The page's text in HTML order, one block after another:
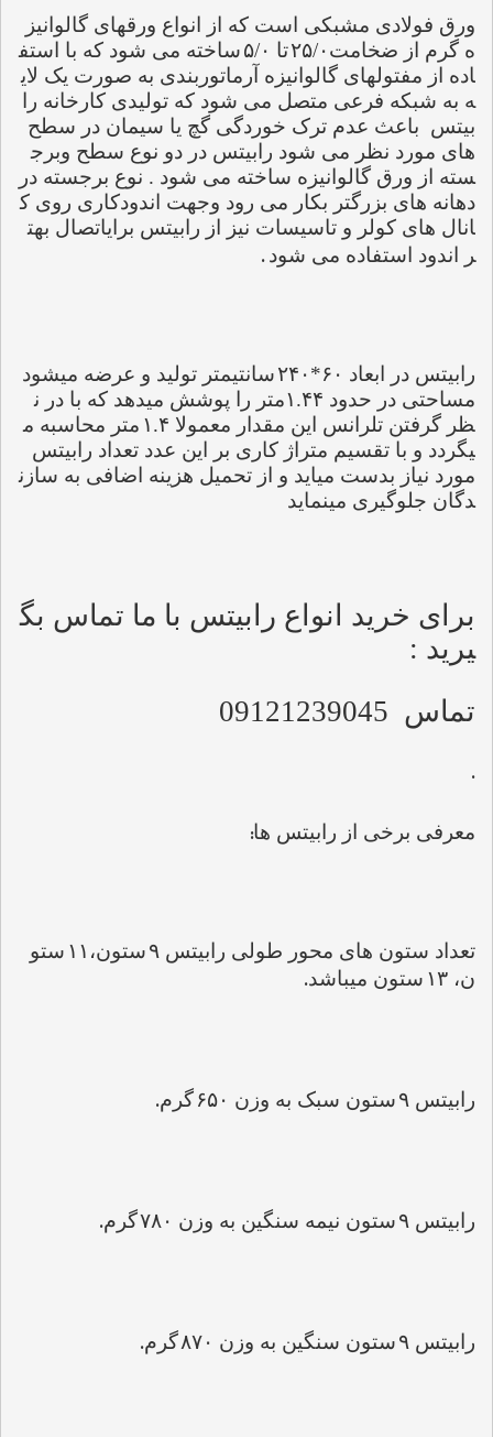
ورق فولادی مشبکی است که از انواع ورقهای گالوانیز
ه گرم از ضخامت۲۵/۰تا ۵/۰ساخته می شود که با استف
اده از مفتولهای گالوانیزه آرماتوربندی به صورت یک لای
ه به شبکه فرعی متصل می شود که تولیدی کارخانه را
های مورد نظر می شود رابیتس در دو نوع سطح وبرج
دهانه های بزرگتر بکار می رود وجهت اندودکاری روی ک
انال های کولر و تاسیسات نیز از رابیتس برایاتصال بهت
ر اندود استفاده می شود .
رابیتس در ابعاد ۶۰*۲۴۰
مساحتی در حدود ۱.۴۴متر را پوشش میدهد که با در ن
ظر گرفتن تلرانس این مقدار معمولا ۱.۴ متر محاسبه م
مورد نیاز بدست میاید و از تحمیل هزینه اضافی به سازن
دگان جلوگیری مینماید
برای خرید انواع رابیتس با ما تماس بگ
یرید :
تماس  09121239045
.
معرفی برخی از رابیتس ها:
تعداد ستون های محور طولی رابیتس ۹ستون، ۱۱ ستو
ن، ۱۳ ستون میباشد.
رابیتس ۹ستون سبک به وزن ۶۵۰گرم.
رابیتس ۹ستون نیمه سنگین به وزن ۷۸۰گرم.
رابیتس ۹ستون سنگین به وزن ۸۷۰گرم.